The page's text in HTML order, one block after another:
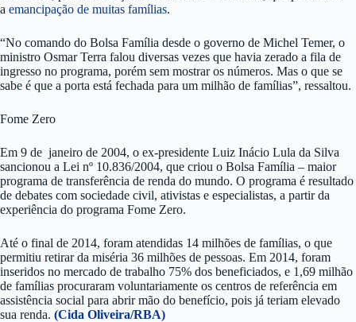
a emancipação de muitas famílias.
“No comando do Bolsa Família desde o governo de Michel Temer, o
ministro Osmar Terra falou diversas vezes que havia zerado a fila de
ingresso no programa, porém sem mostrar os números. Mas o que se
sabe é que a porta está fechada para um milhão de famílias”, ressaltou.
Fome Zero
Em 9 de janeiro de 2004, o ex-presidente Luiz Inácio Lula da Silva
sancionou a Lei nº 10.836/2004, que criou o Bolsa Família – maior
programa de transferência de renda do mundo. O programa é resultado
de debates com sociedade civil, ativistas e especialistas, a partir da
experiência do programa Fome Zero.
Até o final de 2014, foram atendidas 14 milhões de famílias, o que
permitiu retirar da miséria 36 milhões de pessoas. Em 2014, foram
inseridos no mercado de trabalho 75% dos beneficiados, e 1,69 milhão
de famílias procuraram voluntariamente os centros de referência em
assistência social para abrir mão do benefício, pois já teriam elevado
sua renda. (Cida Oliveira/RBA)